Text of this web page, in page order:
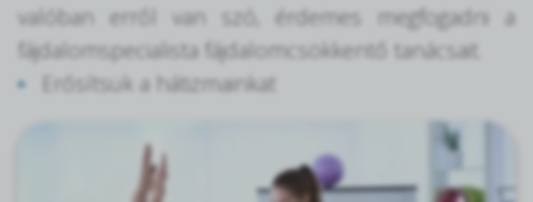
valóban erről van szó, érdemes megfogadni a
fájdalomspecialista fájdalomcsökkentő tanácsait.
Erősítsük a hátizmainkat